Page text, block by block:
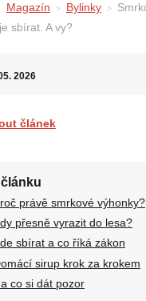
Magazín Bylinky
sbírat. A vy?
2026
článek
právě smrkové výhonky?
přesně vyrazit do lesa?
sbírat a co říká zákon
sirup krok za krokem
co si dát pozor